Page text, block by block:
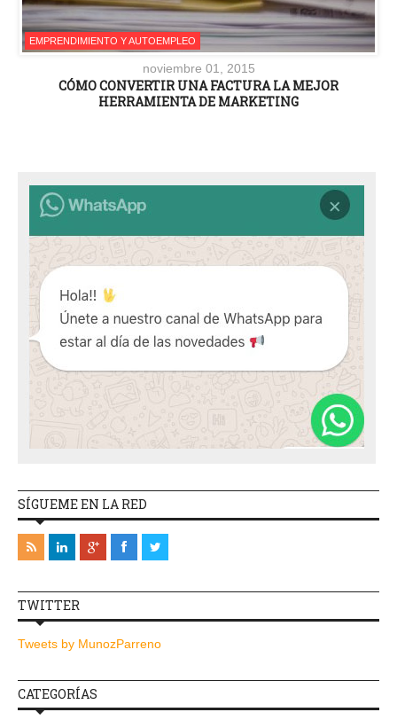
EMPRENDIMIENTO Y AUTOEMPLEO
noviembre 01, 2015
CÓMO CONVERTIR UNA FACTURA LA MEJOR
HERRAMIENTA DE MARKETING
SÍGUEME EN LA RED
TWITTER
Tweets by MunozParreno
CATEGORÍAS